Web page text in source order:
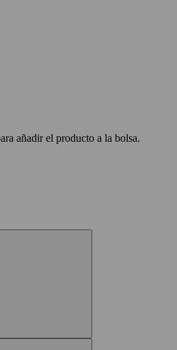
añadir el producto a la bolsa.